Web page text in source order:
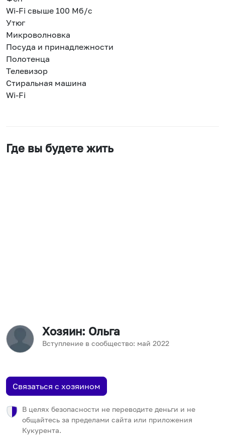
Wi-Fi свыше 100 Мб/с
Утюг
Микроволновка
Посуда и принадлежности
Полотенца
Телевизор
Стиральная машина
Wi-Fi
Где вы будете жить
Хозяин: Ольга
Вступление в сообщество: май 2022
Связаться с хозяином
В целях безопасности не переводите деньги и не
общайтесь за пределами сайта или приложения
Кукурента.